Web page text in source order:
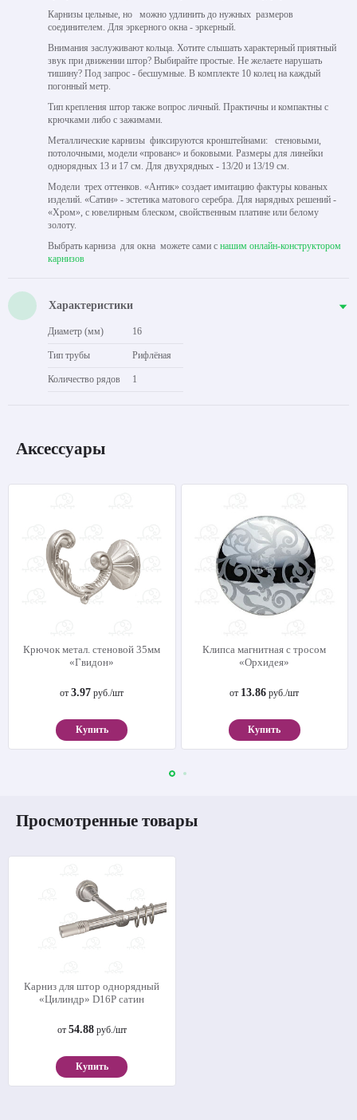
Карнизы цельные, но можно удлинить до нужных размеров
соединителем. Для эркерного окна - эркерный.
Внимания заслуживают кольца. Хотите слышать характерный приятный
звук при движении штор? Выбирайте простые. Не желаете нарушать
тишину? Под запрос - бесшумные. В комплекте 10 колец на каждый
погонный метр.
Тип крепления штор также вопрос личный. Практичны и компактны с
крючками либо с зажимами.
Металлические карнизы фиксируются кронштейнами: стеновыми,
потолочными, модели «прованс» и боковыми. Размеры для линейки
однорядных 13 и 17 см. Для двухрядных - 13/20 и 13/19 см.
Модели трех оттенков. «Антик» создает имитацию фактуры кованых
изделий. «Сатин» - эстетика матового серебра. Для нарядных решений -
«Хром», с ювелирным блеском, свойственным платине или белому
золоту.
Выбрать карниза для окна можете сами с нашим онлайн-конструктором
карнизов
Характеристики
Диаметр (мм) 16
Тип трубы Рифлёная
Количество рядов 1
Аксессуары
Крючок метал. стеновой 35мм
«Гвидон»
от3.97 руб./шт
Купить
Клипса магнитная с тросом
«Орхидея»
от 13.86 руб./шт
Купить
Просмотренные товары
Карниз для штор однорядный
«Цилиндр» D16Р сатин
от 54.88руб./шт
Купить